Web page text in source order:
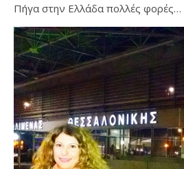
Πήγα στην Ελλάδα πολλές φορές…